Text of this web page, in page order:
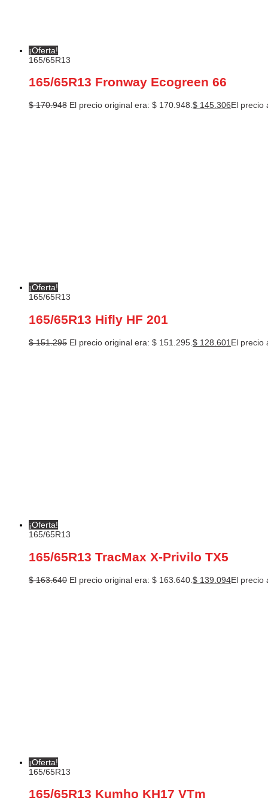
¡Oferta!
165/65R13
165/65R13 Fronway Ecogreen 66
$170.948 El precio original era: $ 170.948.$ 145.306El precio
¡Oferta!
165/65R13
165/65R13 Hifly HF 201
$151.295 El precio original era: $ 151.295. $ 128.601 El precio
¡Oferta!
165/65R13
165/65R13 TracMax X-Privilo TX5
$163.640 El precio original era: $ 163.640. $ 139.094El precio
¡Oferta!
165/65R13
165/65R13 Kumho KH17 VTm